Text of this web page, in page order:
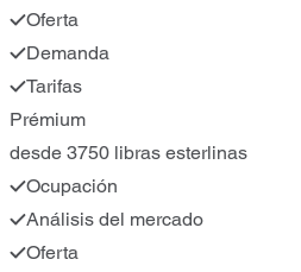
Oferta
Demanda
Tarifas
Prémium
desde 3750 libras esterlinas
Ocupación
Análisis del mercado
Oferta